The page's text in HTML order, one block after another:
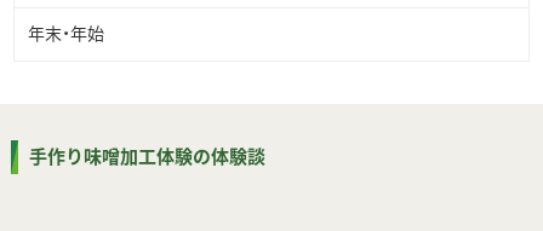
年末・年始
手作り味噌加工体験の体験談